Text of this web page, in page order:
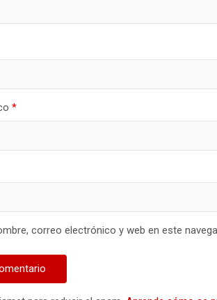
*
correo electrónico y web en este